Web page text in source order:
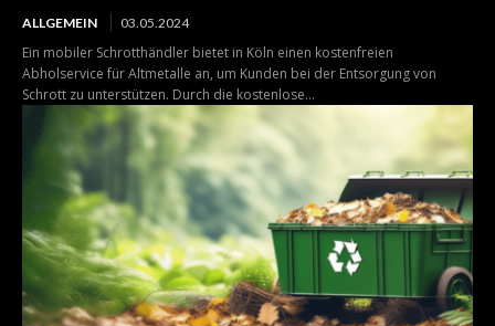
ALLGEMEIN 03.05.2024
Ein mobiler Schrotthändler bietet in Köln einen kostenfreien
Abholservice für Altmetalle an, um Kunden bei der Entsorgung von
Schrott zu unterstützen. Durch die kostenlose...